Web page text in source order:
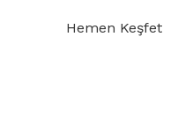
Hemen Keşfet